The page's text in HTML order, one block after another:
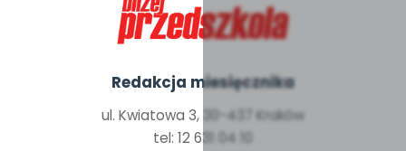
Redakcja miesięcznika
ul. Kwiatowa 3, 30-437 Kraków
tel: 12 631 04 10